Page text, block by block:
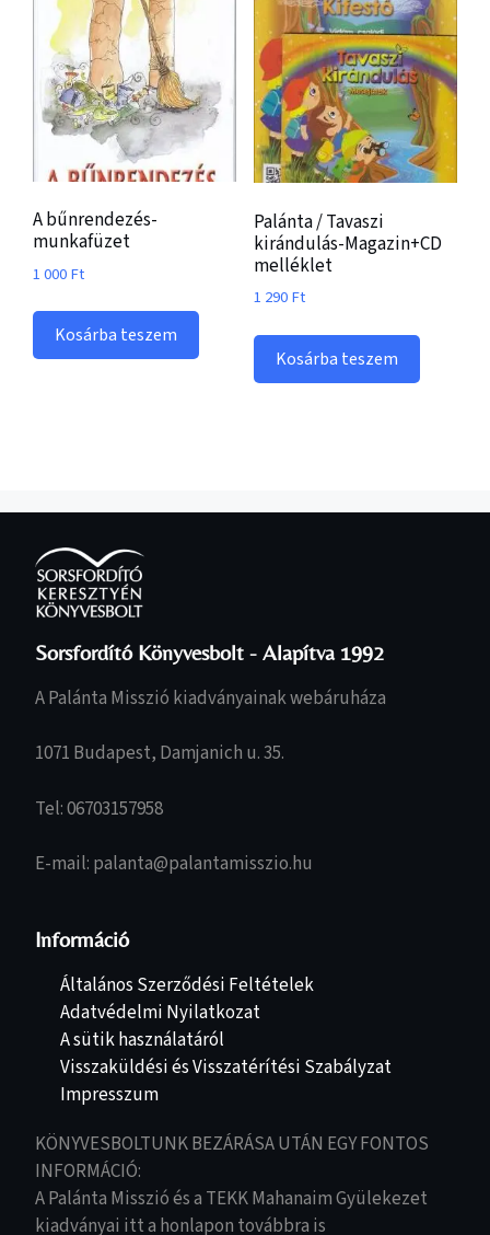
A bűnrendezés-
munkafüzet
1 000Ft
Kosárba teszem
Palánta / Tavaszi
kirándulás-Magazin+CD
melléklet
1 290Ft
Kosárba teszem
Sorsfordító Könyvesbolt - Alapítva 1992
A Palánta Misszió kiadványainak webáruháza
1071 Budapest, Damjanich u. 35.
Tel: 06703157958
E-mail: palanta@palantamisszio.hu
Információ
Általános Szerződési Feltételek
Adatvédelmi Nyilatkozat
A sütik használatáról
Visszaküldési és Visszatérítési Szabályzat
Impresszum
KÖNYVESBOLTUNK BEZÁRÁSA UTÁN EGY FONTOS
INFORMÁCIÓ:
A Palánta Misszió és a TEKK Mahanaim Gyülekezet
kiadványai itt a honlapon továbbra is